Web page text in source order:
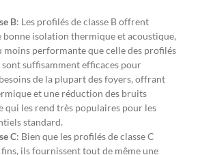
B: Les profilés de classe B offrent
bonne isolation thermique et acoustique,
moins performante que celle des profilés
sont suffisamment efficaces pour
de la plupart des foyers, offrant
et une réduction des bruits
qui les rend très populaires pour les
standard.
C: Bien que les profilés de classe C
ils fournissent tout de même une